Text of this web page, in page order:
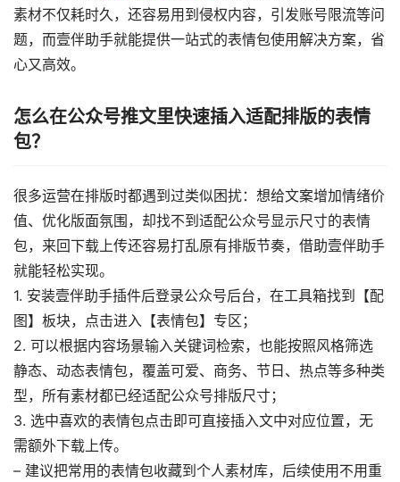
素材不仅耗时久，还容易用到侵权内容，引发账号限流等问
题，而壹伴助手就能提供一站式的表情包使用解决方案，省
心又高效。
怎么在公众号推文里快速插入适配排版的表情
包？
很多运营在排版时都遇到过类似困扰：想给文案增加情绪价
值、优化版面氛围，却找不到适配公众号显示尺寸的表情
包，来回下载上传还容易打乱原有排版节奏，借助壹伴助手
就能轻松实现。
1. 安装壹伴助手插件后登录公众号后台，在工具箱找到【配
图】板块，点击进入【表情包】专区；
2. 可以根据内容场景输入关键词检索，也能按照风格筛选
静态、动态表情包，覆盖可爱、商务、节日、热点等多种类
型，所有素材都已经适配公众号排版尺寸；
3. 选中喜欢的表情包点击即可直接插入文中对应位置，无
需额外下载上传。
– 建议把常用的表情包收藏到个人素材库，后续使用不用重